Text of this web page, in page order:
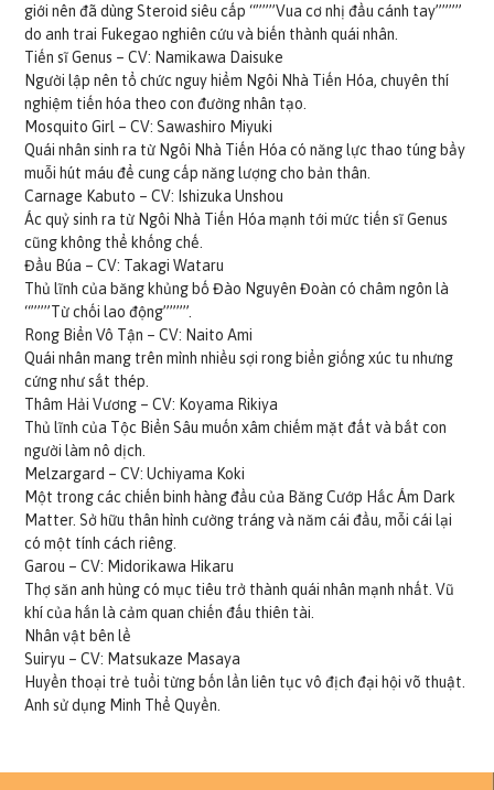
giới nên đã dùng Steroid​ siêu cấp “”””Vua cơ nhị đầu cánh tay””””
do anh trai Fukegao nghiên cứu và biến thành quái nhân.
Tiến sĩ Genus – CV: Namikawa Daisuke
Người lập nên tổ chức nguy hiểm Ngôi Nhà Tiến Hóa, chuyên thí
nghiệm tiến hóa theo con đường nhân tạo.
Mosquito Girl – CV: Sawashiro Miyuki
Quái nhân sinh ra từ Ngôi Nhà Tiến Hóa có năng lực thao túng bầy
muỗi hút máu để cung cấp năng lượng cho bản thân.
Carnage Kabuto – CV: Ishizuka Unshou
Ác quỷ sinh ra từ Ngôi Nhà Tiến Hóa mạnh tới mức tiến sĩ Genus
cũng không thể khống chế.
Đầu Búa – CV: Takagi Wataru
Thủ lĩnh của băng khủng bố Đào Nguyên Đoàn có châm ngôn là
“”””Từ chối lao động””””.
Rong Biển Vô Tận – CV: Naito Ami
Quái nhân mang trên mình nhiều sợi rong biển giống xúc tu nhưng
cứng như sắt thép.
Thâm Hải Vương – CV: Koyama Rikiya
Thủ lĩnh của Tộc Biển Sâu muốn xâm chiếm mặt đất và bắt con
người làm nô dịch.
Melzargard – CV: Uchiyama Koki
Một trong các chiến binh hàng đầu của Băng Cướp Hắc Ám Dark
Matter. Sở hữu thân hình cường tráng và năm cái đầu, mỗi cái lại
có một tính cách riêng.
Garou – CV: Midorikawa Hikaru
Thợ săn anh hùng có mục tiêu trở thành quái nhân mạnh nhất. Vũ
khí của hắn là cảm quan chiến đấu thiên tài.
Nhân vật bên lề
Suiryu – CV: Matsukaze Masaya
Huyền thoại trẻ tuổi từng bốn lần liên tục vô địch đại hội võ thuật.
Anh sử dụng Minh Thể Quyền.